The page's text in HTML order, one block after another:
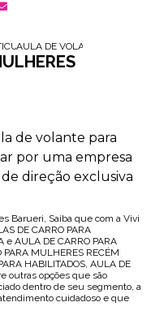
HABILITADOSDE VOLANTE PARA
AULA DE VOLANTE PARA
de volante para
por uma empresa
direção exclusiva
Barueri, Saiba que com a Vivi
DE CARRO PARA
e AULA DE CARRO PARA
MULHERES RECÉM
HABILITADOS, AULA DE
outras opções que são
dentro de seu segmento, a
cuidadoso e que